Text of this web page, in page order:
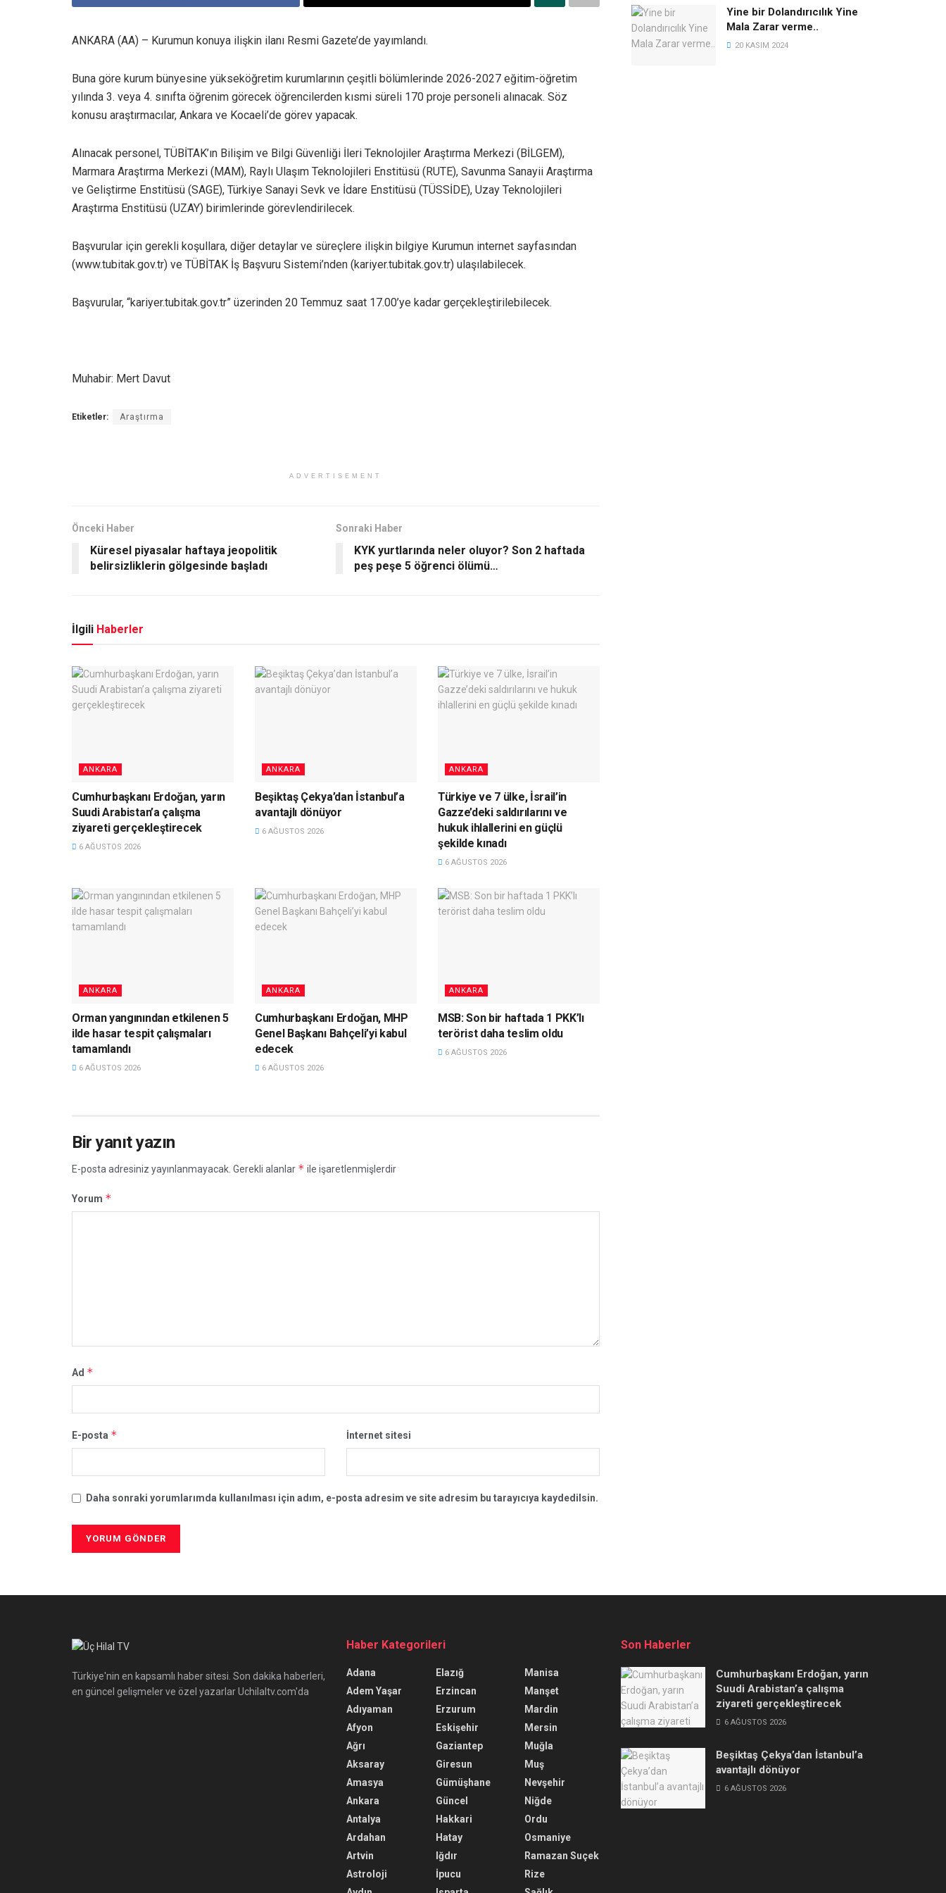
ANKARA (AA) – Kurumun konuya ilişkin ilanı Resmi Gazete’de yayımlandı.
Buna göre kurum bünyesine yükseköğretim kurumlarının çeşitli bölümlerinde 2026-2027 eğitim-öğretim
yılında 3. veya 4. sınıfta öğrenim görecek öğrencilerden kısmi süreli 170 proje personeli alınacak. Söz
konusu araştırmacılar, Ankara ve Kocaeli’de görev yapacak.
Alınacak personel, TÜBİTAK’ın Bilişim ve Bilgi Güvenliği İleri Teknolojiler Araştırma Merkezi (BİLGEM),
Marmara Araştırma Merkezi (MAM), Raylı Ulaşım Teknolojileri Enstitüsü (RUTE), Savunma Sanayii Araştırma
ve Geliştirme Enstitüsü (SAGE), Türkiye Sanayi Sevk ve İdare Enstitüsü (TÜSSİDE), Uzay Teknolojileri
Araştırma Enstitüsü (UZAY) birimlerinde görevlendirilecek.
Başvurular için gerekli koşullara, diğer detaylar ve süreçlere ilişkin bilgiye Kurumun internet sayfasından
(www.tubitak.gov.tr) ve TÜBİTAK İş Başvuru Sistemi’nden (kariyer.tubitak.gov.tr) ulaşılabilecek.
Başvurular, “kariyer.tubitak.gov.tr” üzerinden 20 Temmuz saat 17.00’ye kadar gerçekleştirilebilecek.
Muhabir: Mert Davut
Etiketler: Araştırma
ADVERTISEMENT
Önceki Haber
Küresel piyasalar haftaya jeopolitik
belirsizliklerin gölgesinde başladı
Sonraki Haber
KYK yurtlarında neler oluyor? Son 2 haftada
peş peşe 5 öğrenci ölümü…
İlgili Haberler
ANKARA
Cumhurbaşkanı Erdoğan, yarın
Suudi Arabistan’a çalışma
ziyareti gerçekleştirecek
6 AĞUSTOS 2026
ANKARA
Beşiktaş Çekya’dan İstanbul’a
avantajlı dönüyor
6 AĞUSTOS 2026
ANKARA
Türkiye ve 7 ülke, İsrail’in
Gazze’deki saldırılarını ve
hukuk ihlallerini en güçlü
şekilde kınadı
6 AĞUSTOS 2026
ANKARA
Orman yangınından etkilenen 5
ilde hasar tespit çalışmaları
tamamlandı
6 AĞUSTOS 2026
ANKARA
Cumhurbaşkanı Erdoğan, MHP
Genel Başkanı Bahçeli’yi kabul
edecek
6 AĞUSTOS 2026
ANKARA
MSB: Son bir haftada 1 PKK’lı
terörist daha teslim oldu
6 AĞUSTOS 2026
Bir yanıt yazın
E-posta adresiniz yayınlanmayacak. Gerekli alanlar * ile işaretlenmişlerdir
Yorum *
Ad *
E-posta * İnternet sitesi
Daha sonraki yorumlarımda kullanılması için adım, e-posta adresim ve site adresim bu tarayıcıya kaydedilsin.
Yine bir Dolandırıcılık Yine
Mala Zarar verme..
20 KASIM 2024
Türkiye'nin en kapsamlı haber sitesi. Son dakika haberleri,
en güncel gelişmeler ve özel yazarlar Uchilaltv.com'da
Haber Kategorileri
Adana
Adem Yaşar
Adıyaman
Afyon
Ağrı
Aksaray
Amasya
Ankara
Antalya
Ardahan
Artvin
Astroloji
Elazığ
Erzincan
Erzurum
Eskişehir
Gaziantep
Giresun
Gümüşhane
Güncel
Hakkari
Hatay
Iğdır
İpucu
Manisa
Manşet
Mardin
Mersin
Muğla
Muş
Nevşehir
Niğde
Ordu
Osmaniye
Ramazan Suçek
Rize
Son Haberler
Cumhurbaşkanı Erdoğan, yarın
Suudi Arabistan’a çalışma
ziyareti gerçekleştirecek
6 AĞUSTOS 2026
Beşiktaş Çekya’dan İstanbul’a
avantajlı dönüyor
6 AĞUSTOS 2026